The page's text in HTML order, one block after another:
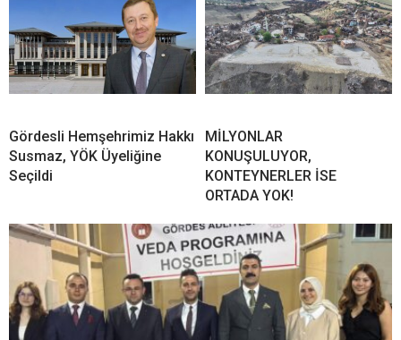
Gördesli Hemşehrimiz Hakkı
Susmaz, YÖK Üyeliğine
Seçildi
MİLYONLAR
KONUŞULUYOR,
KONTEYNERLER İSE
ORTADA YOK!